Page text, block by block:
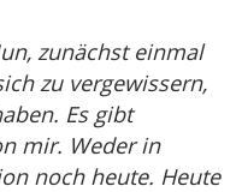
zunächst einmal
zu vergewissern,
Es gibt
mir. Weder in
noch heute. Heute